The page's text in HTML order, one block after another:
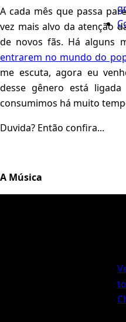
A cada mês que passa
vez mais alvo da atenção
de novos fãs. Há alguns
entrarem no mundo do
me escuta, agora eu
desse gênero está
consumimos há muito
Duvida? Então confira...
A Música